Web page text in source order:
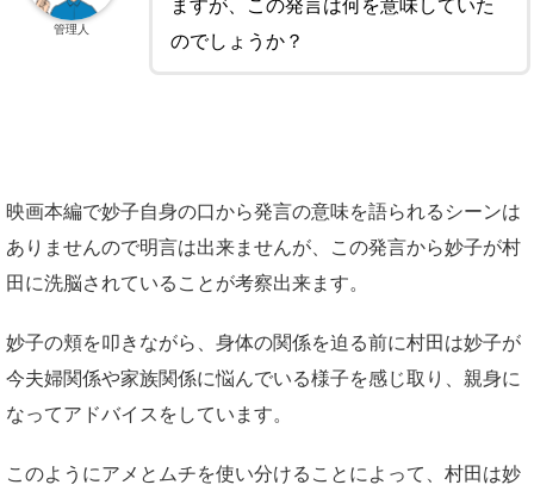
ますが、この発言は何を意味していた
のでしょうか？
管理人
映画本編で妙子自身の口から発言の意味を語られるシーンは
ありませんので明言は出来ませんが、この発言から妙子が村
田に洗脳されていることが考察出来ます。
妙子の頬を叩きながら、身体の関係を迫る前に村田は妙子が
今夫婦関係や家族関係に悩んでいる様子を感じ取り、親身に
なってアドバイスをしています。
このようにアメとムチを使い分けることによって、村田は妙